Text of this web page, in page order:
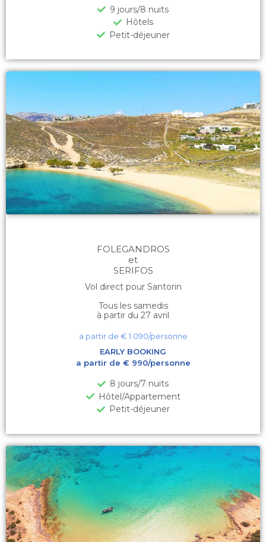
9 jours/8 nuits
Hôtels
Petit-déjeuner
FOLEGANDROS
et
SERIFOS
Vol direct pour Santorin
Tous les samedis
à partir du 27 avril
a partir de € 1.090/personne
EARLY BOOKING
a partir de € 990/personne
8 jours/7 nuits
Hôtel/Appartement
Petit-déjeuner